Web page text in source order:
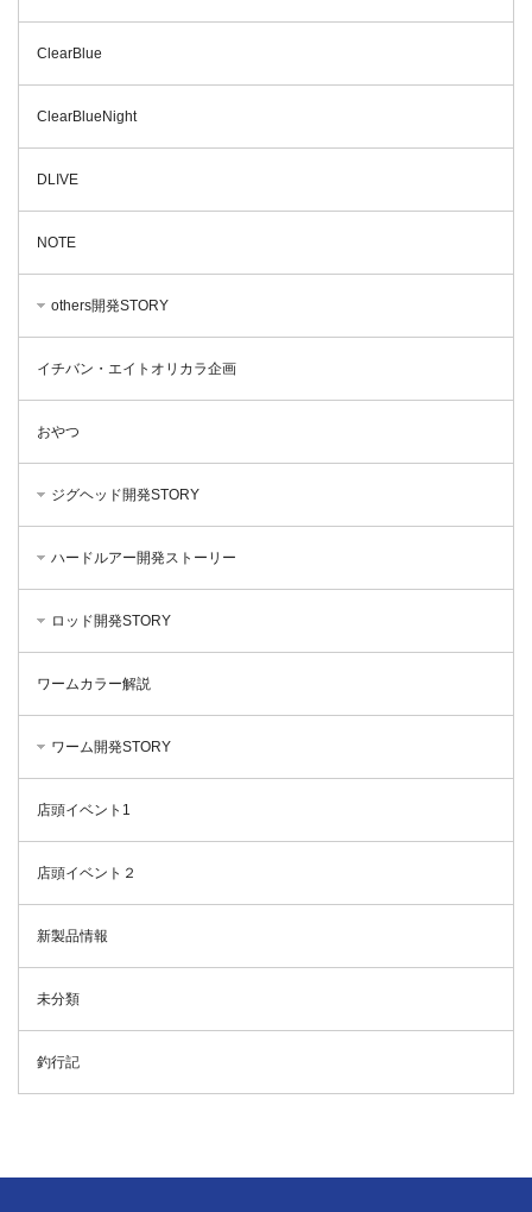
ClearBlue
ClearBlueNight
DLIVE
NOTE
others開発STORY
イチバン・エイトオリカラ企画
おやつ
ジグヘッド開発STORY
ハードルアー開発ストーリー
ロッド開発STORY
ワームカラー解説
ワーム開発STORY
店頭イベント1
店頭イベント２
新製品情報
未分類
釣行記